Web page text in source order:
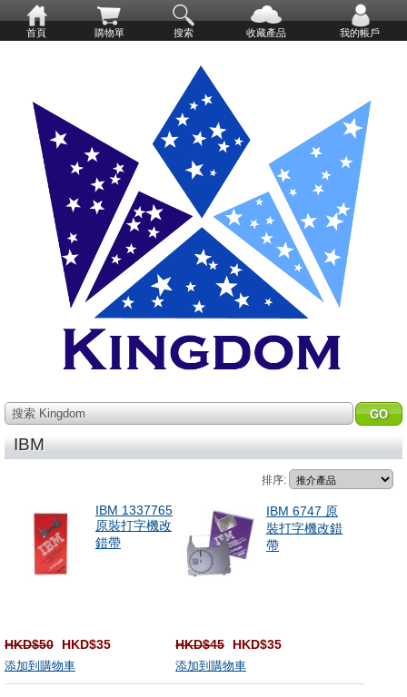
首頁 購物單 搜索 收藏產品 我的帳戶
搜索 Kingdom
IBM
排序:
IBM 1337765
原裝打字機改
錯帶
HKD$50 HKD$35
添加到購物車
IBM 6747 原
裝打字機改錯
帶
HKD$45 HKD$35
添加到購物車